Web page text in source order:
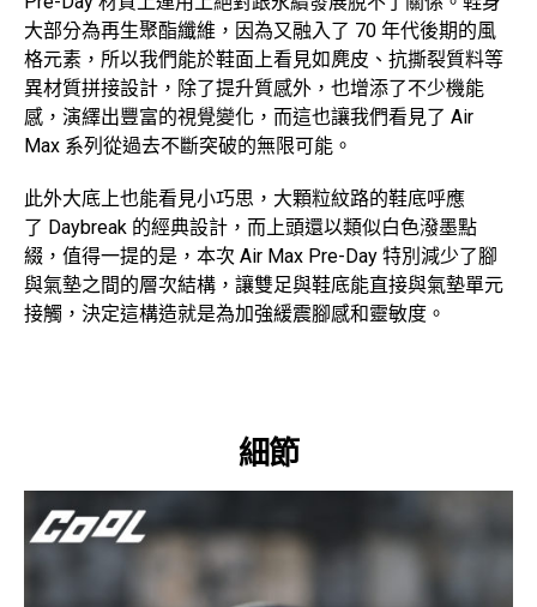
大部分為再生聚酯纖維，因為又融入了 70 年代後期的風
格元素，所以我們能於鞋面上看見如麂皮、抗撕裂質料等
異材質拼接設計，除了提升質感外，也增添了不少機能
感，演繹出豐富的視覺變化，而這也讓我們看見了 Air
Max 系列從過去不斷突破的無限可能。
此外大底上也能看見小巧思，大顆粒紋路的鞋底呼應
了 Daybreak 的經典設計，而上頭還以類似白色潑墨點
綴，值得一提的是，本次 Air Max Pre-Day 特別減少了腳
與氣墊之間的層次結構，讓雙足與鞋底能直接與氣墊單元
接觸，決定這構造就是為加強緩震腳感和靈敏度。
細節